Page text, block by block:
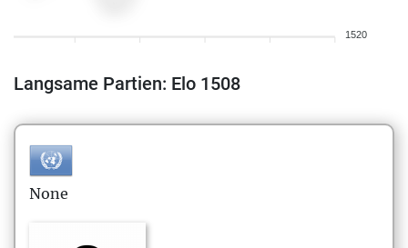
1520
Langsame Partien: Elo 1508
None